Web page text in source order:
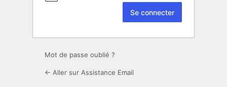
Mot de passe oublié ?
← Aller sur Assistance Email